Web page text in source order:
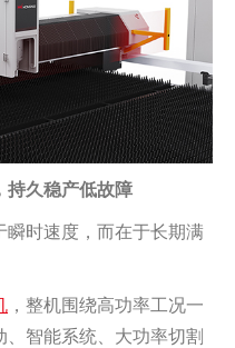
持久稳产低故障
时速度，而在于长期满
，整机围绕高功率工况一
智能系统、大功率切割